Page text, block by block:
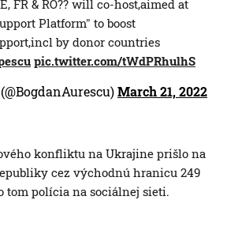
FR & RO?? will co-host,aimed at
Platform" to boost
by donor countries
pic.twitter.com/tWdPRhulhS
March 21, 2022
konfliktu na Ukrajine prišlo na
cez východnú hranicu 249
tom polícia na sociálnej sieti.